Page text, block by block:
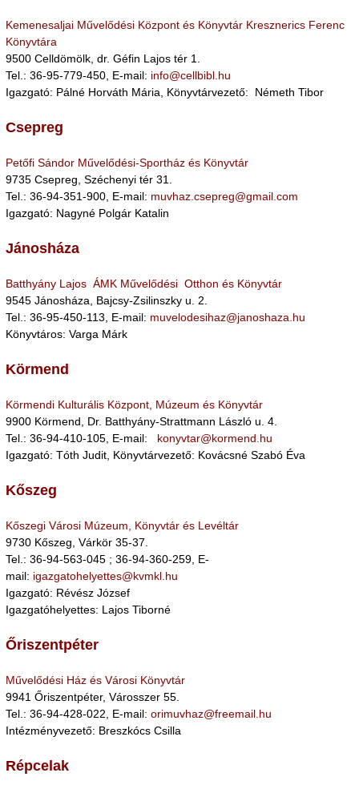
Kemenesaljai Művelődési Központ és Könyvtár Kresznerics Ferenc
Könyvtára
9500 Celldömölk, dr. Géfin Lajos tér 1.
Tel.: 36-95-779-450, E-mail: info@cellbibl.hu
Igazgató: Pálné Horváth Mária, Könyvtárvezető: Németh Tibor
Csepreg
Petőfi Sándor Művelődési-Sportház és Könyvtár
9735 Csepreg, Széchenyi tér 31.
Tel.: 36-94-351-900, E-mail: muvhaz.csepreg@gmail.com
Igazgató: Nagyné Polgár Katalin
Jánosháza
Batthyány Lajos ÁMK Művelődési Otthon és Könyvtár
9545 Jánosháza, Bajcsy-Zsilinszky u. 2.
Tel.: 36-95-450-113, E-mail: muvelodesihaz@janoshaza.hu
Könyvtáros: Varga Márk
Körmend
Körmendi Kulturális Központ, Múzeum és Könyvtár
9900 Körmend, Dr. Batthyány-Strattmann László u. 4.
Tel.: 36-94-410-105, E-mail: konyvtar@kormend.hu
Igazgató: Tóth Judit, Könyvtárvezető: Kovácsné Szabó Éva
Kőszeg
Kőszegi Városi Múzeum, Könyvtár és Levéltár
9730 Kőszeg, Várkör 35-37.
Tel.: 36-94-563-045 ; 36-94-360-259, E-
mail: igazgatohelyettes@kvmkl.hu
Igazgató: Révész József
Igazgatóhelyettes: Lajos Tiborné
Őriszentpéter
Művelődési Ház és Városi Könyvtár
9941 Őriszentpéter, Városszer 55.
Tel.: 36-94-428-022, E-mail: orimuvhaz@freemail.hu
Intézményvezető: Breszkócs Csilla
Répcelak